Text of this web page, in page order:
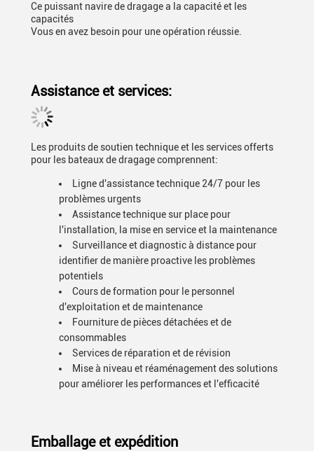
Ce puissant navire de dragage a la capacité et les
capacités
Vous en avez besoin pour une opération réussie.
Assistance et services:
Les produits de soutien technique et les services offerts
pour les bateaux de dragage comprennent:
Ligne d'assistance technique 24/7 pour les
problèmes urgents
Assistance technique sur place pour
l'installation, la mise en service et la maintenance
Surveillance et diagnostic à distance pour
identifier de manière proactive les problèmes
potentiels
Cours de formation pour le personnel
d'exploitation et de maintenance
Fourniture de pièces détachées et de
consommables
Services de réparation et de révision
Mise à niveau et réaménagement des solutions
pour améliorer les performances et l'efficacité
Emballage et expédition